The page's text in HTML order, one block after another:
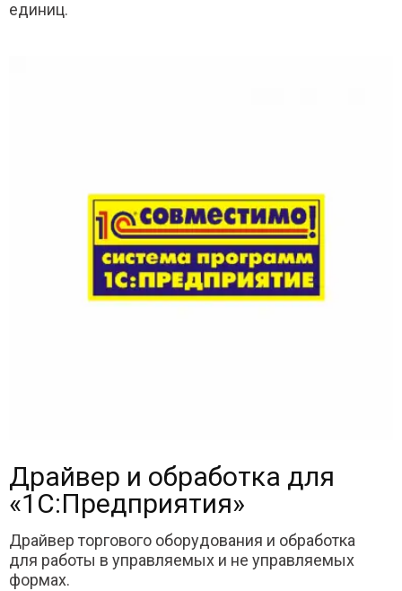
единиц.
Драйвер и обработка для
«1С:Предприятия»
Драйвер торгового оборудования и обработка
для работы в управляемых и не управляемых
формах.